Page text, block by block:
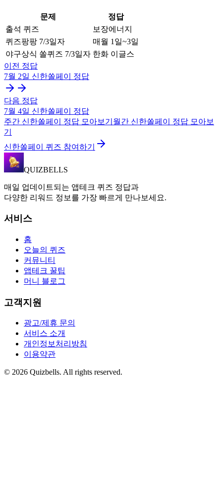
문제
정답
출석 퀴즈
보장에너지
퀴즈팡팡 7/3일자
매월 1일~3일
야구상식 쏠퀴즈 7/3일자 한화 이글스
이전 정답
7월 2일 신한쏠페이 정답
다음 정답
7월 4일 신한쏠페이
정답
주간 신한쏠페이 정답 모아보기 월간 신한쏠페이
정답 모아보
기
신한쏠페이 퀴즈 참여하기
QUIZBELLS
매일 업데이트되는 앱테크 퀴즈 정답과
다양한 리워드 정보를 가장 빠르게 만나보세요.
서비스
홈
오늘의 퀴즈
커뮤니티
앱테크 꿀팁
머니 블로그
고객지원
광고/제휴 문의
서비스 소개
개인정보처리방침
이용약관
© 2026 Quizbells. All rights reserved.